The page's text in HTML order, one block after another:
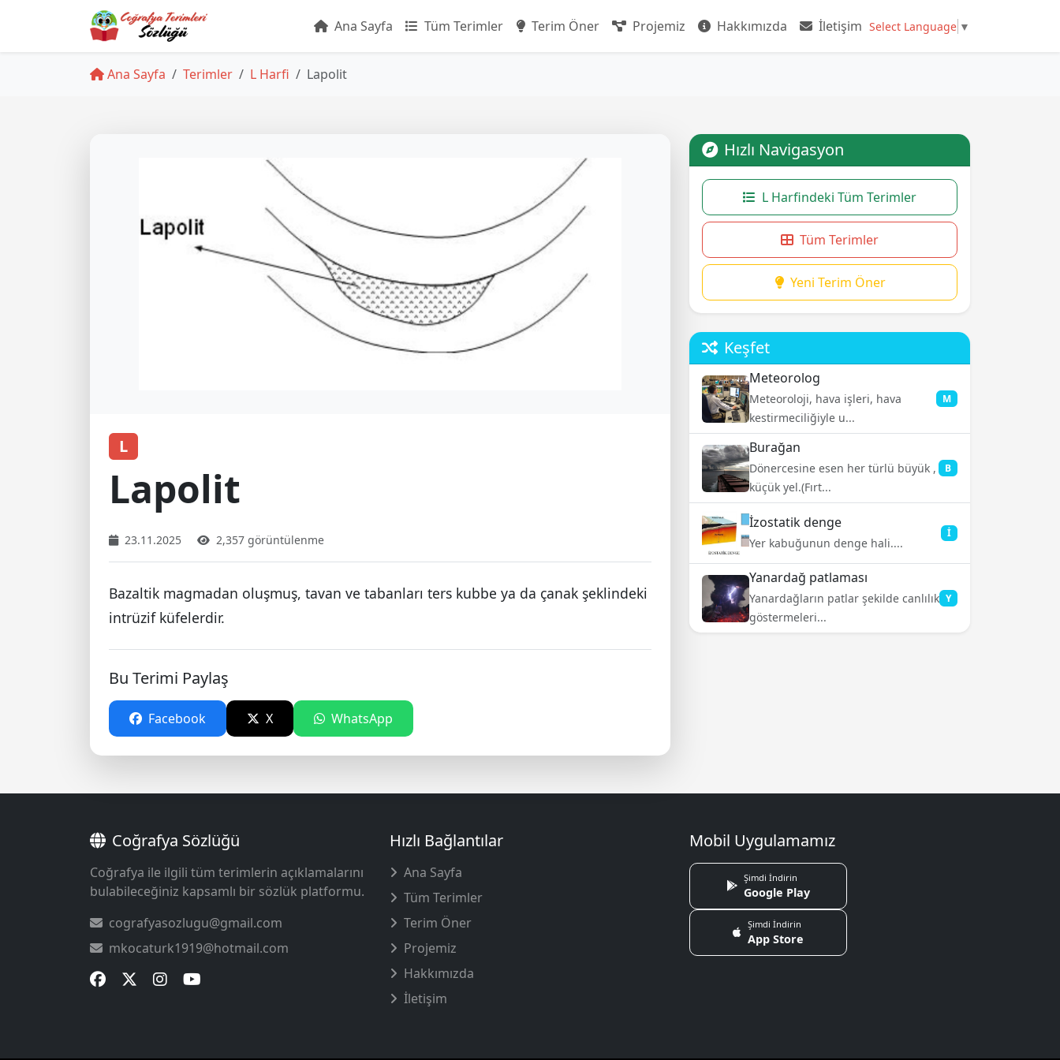
Ana Sayfa Tüm Terimler Terim Öner Projemiz Hakkımızda İletişim Select Language ▼
Ana Sayfa Terimler L Harfi Lapolit
L
Lapolit
23.11.2025 2,357 görüntülenme
Bazaltik magmadan oluşmuş, tavan ve tabanları ters kubbe ya da çanak şeklindeki
intrüzif küfelerdir.
Bu Terimi Paylaş
Facebook X WhatsApp
Hızlı Navigasyon
L Harfindeki Tüm Terimler
Tüm Terimler
Yeni Terim Öner
Keşfet
Meteorolog
Meteoroloji, hava işleri, hava
kestirmeciliğiyle u...
M
Burağan
Dönercesine esen her türlü büyük ,
küçük yel.(Fırt...
B
İzostatik denge
Yer kabuğunun denge hali....
İ
Yanardağ patlaması
Yanardağların patlar şekilde canlılık
göstermeleri...
Y
Coğrafya Sözlüğü
Coğrafya ile ilgili tüm terimlerin açıklamalarını
bulabileceğiniz kapsamlı bir sözlük platformu.
cografyasozlugu@gmail.com
mkocaturk1919@hotmail.com
Hızlı Bağlantılar
Ana Sayfa
Tüm Terimler
Terim Öner
Projemiz
Hakkımızda
İletişim
Mobil Uygulamamız
Şimdi İndirin
Google Play
Şimdi İndirin
App Store